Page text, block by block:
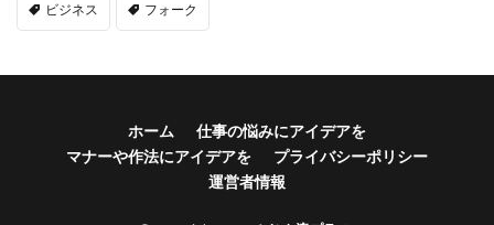
ビジネス フォーク
ホーム
仕事の悩みにアイデアを
マナーや作法にアイデアを
プライバシーポリシー
運営者情報